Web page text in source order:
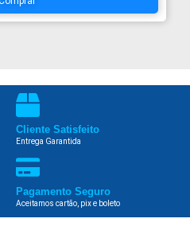
Cliente Satisfeito
Entrega Garantida
Pagamento Seguro
Aceitamos cartão, pix e boleto